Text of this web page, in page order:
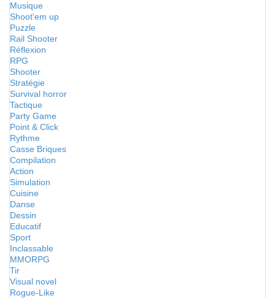
Musique
Shoot'em up
Puzzle
Rail Shooter
Réflexion
RPG
Shooter
Stratégie
Survival horror
Tactique
Party Game
Point & Click
Rythme
Casse Briques
Compilation
Action
Simulation
Cuisine
Danse
Dessin
Educatif
Sport
Inclassable
MMORPG
Tir
Visual novel
Rogue-Like